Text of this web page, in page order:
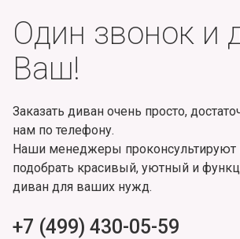
Один звонок и
Ваш!
Заказать диван очень просто,
нам по телефону.
Наши менеджеры проконсультируют
подобрать красивый, уютный и
диван для ваших нужд.
+7 (499) 430-05-59